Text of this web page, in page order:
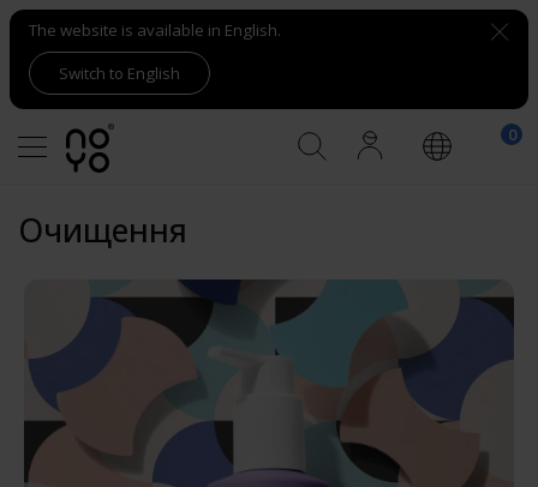
The website is available in English.
Switch to English
Очищення